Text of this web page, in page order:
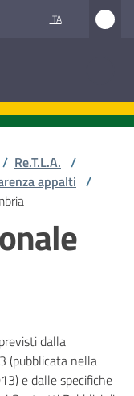
ITA
/ Re.T.L.A. /
appalti /
dalla
(pubblicata nella
e dalle specifiche